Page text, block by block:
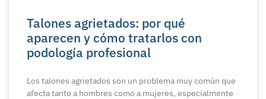
Talones agrietados: por qué
aparecen y cómo tratarlos con
podología profesional
Los talones agrietados son un problema muy común que
afecta tanto a hombres como a mujeres, especialmente